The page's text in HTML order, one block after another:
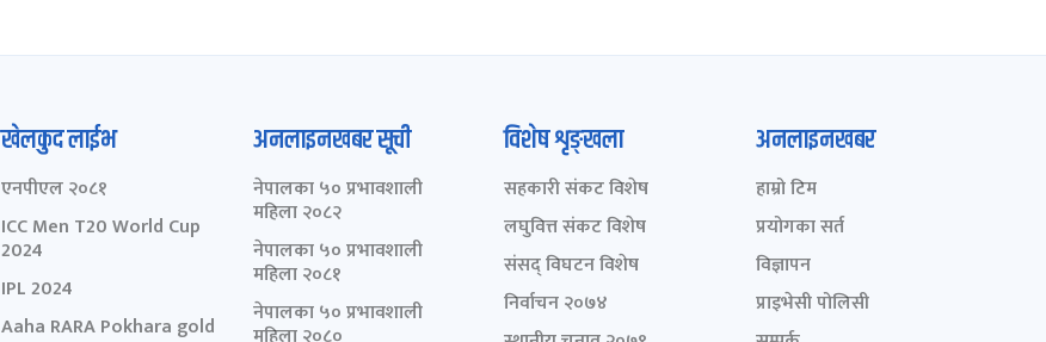
खेलकुद लाईभ
एनपीएल २०८१
ICC Men T20 World Cup
2024
IPL 2024
Aaha RARA Pokhara gold
अनलाइनखबर सूची
नेपालका ५० प्रभावशाली
महिला २०८२
नेपालका ५० प्रभावशाली
महिला २०८१
नेपालका ५० प्रभावशाली
विशेष शृङ्खला
सहकारी संकट विशेष
लघुवित्त संकट विशेष
संसद् विघटन विशेष
निर्वाचन २०७४
अनलाइनखबर
हाम्रो टिम
प्रयोगका सर्त
विज्ञापन
प्राइभेसी पोलिसी